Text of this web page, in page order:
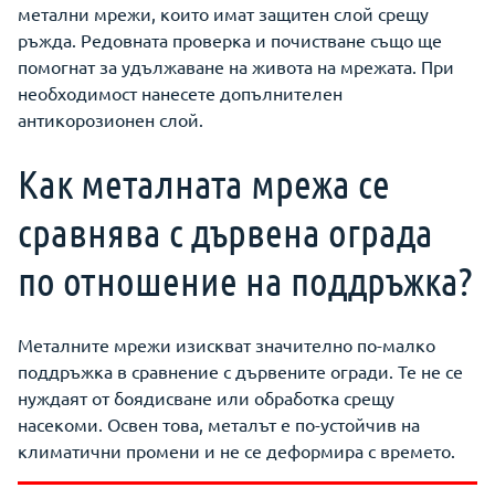
метални мрежи, които имат защитен слой срещу
ръжда. Редовната проверка и почистване също ще
помогнат за удължаване на живота на мрежата. При
необходимост нанесете допълнителен
антикорозионен слой.
Как металната мрежа се
сравнява с дървена ограда
по отношение на поддръжка?
Металните мрежи изискват значително по-малко
поддръжка в сравнение с дървените огради. Те не се
нуждаят от боядисване или обработка срещу
насекоми. Освен това, металът е по-устойчив на
климатични промени и не се деформира с времето.